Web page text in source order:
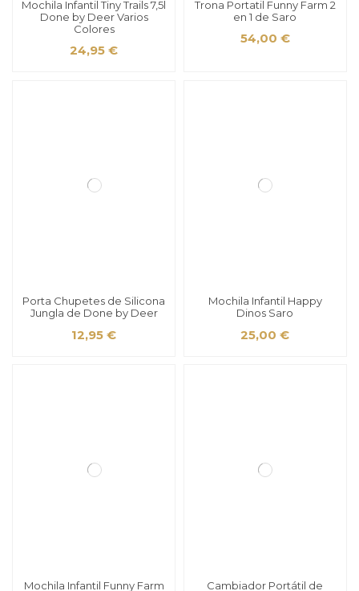
Mochila Infantil Tiny Trails 7,5l
Done by Deer Varios
Colores
24,95 €
Trona Portatil Funny Farm 2
en 1 de Saro
54,00 €
Porta Chupetes de Silicona
Jungla de Done by Deer
12,95 €
Mochila Infantil Happy
Dinos Saro
25,00 €
Mochila Infantil Funny Farm Cambiador Portátil de